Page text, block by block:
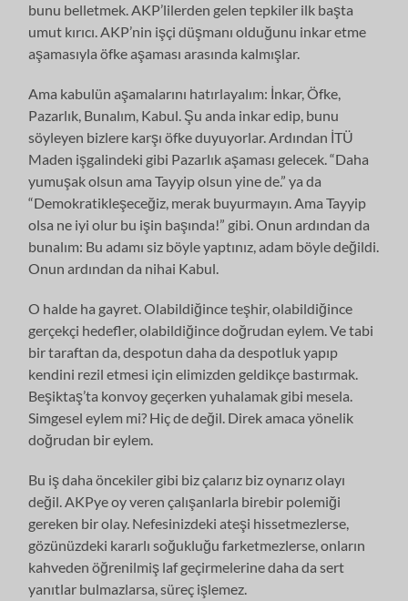
bunu belletmek. AKP’lilerden gelen tepkiler ilk başta
umut kırıcı. AKP’nin işçi düşmanı olduğunu inkar etme
aşamasıyla öfke aşaması arasında kalmışlar.
Ama kabulün aşamalarını hatırlayalım: İnkar, Öfke,
Pazarlık, Bunalım, Kabul. Şu anda inkar edip, bunu
söyleyen bizlere karşı öfke duyuyorlar. Ardından İTÜ
Maden işgalindeki gibi Pazarlık aşaması gelecek. “Daha
yumuşak olsun ama Tayyip olsun yine de.” ya da
“Demokratikleşeceğiz, merak buyurmayın. Ama Tayyip
olsa ne iyi olur bu işin başında!” gibi. Onun ardından da
bunalım: Bu adamı siz böyle yaptınız, adam böyle değildi.
Onun ardından da nihai Kabul.
O halde ha gayret. Olabildiğince teşhir, olabildiğince
gerçekçi hedefler, olabildiğince doğrudan eylem. Ve tabi
bir taraftan da, despotun daha da despotluk yapıp
kendini rezil etmesi için elimizden geldikçe bastırmak.
Beşiktaş’ta konvoy geçerken yuhalamak gibi mesela.
Simgesel eylem mi? Hiç de değil. Direk amaca yönelik
doğrudan bir eylem.
Bu iş daha öncekiler gibi biz çalarız biz oynarız olayı
değil. AKPye oy veren çalışanlarla birebir polemiği
gereken bir olay. Nefesinizdeki ateşi hissetmezlerse,
gözünüzdeki kararlı soğukluğu farketmezlerse, onların
kahveden öğrenilmiş laf geçirmelerine daha da sert
yanıtlar bulmazlarsa, süreç işlemez.